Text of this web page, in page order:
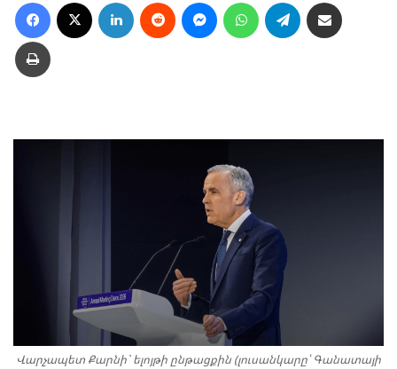
Տպել
Վարչապետ Քարնի` ելոյթի ընթացքին (լուսանկարը՝ Գանատայի